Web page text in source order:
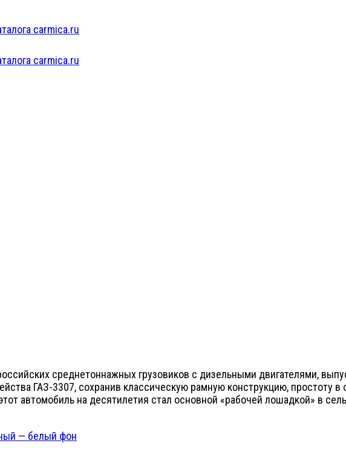
среднетоннажных грузовиков с дизельными двигателями,
ГАЗ-3307, сохранив классическую рамную конструкцию, простоту
автомобиль на десятилетия стал основной «рабочей лошадкой» в